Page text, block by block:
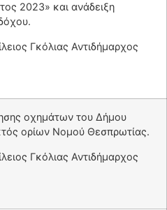
2023» και ανάδειξη
Γκόλιας Αντιδήμαρχος
οχημάτων του Δήμου
ορίων Νομού Θεσπρωτίας.
Γκόλιας Αντιδήμαρχος